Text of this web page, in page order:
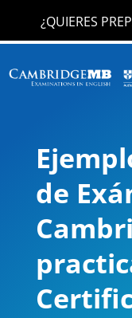
¿QUIERES
de